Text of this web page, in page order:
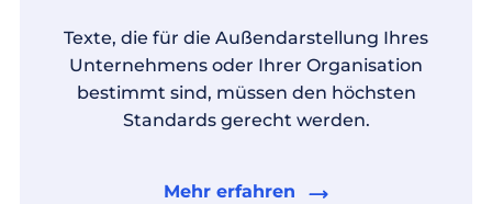
Texte, die für die Außendarstellung Ihres
Unternehmens oder Ihrer Organisation
bestimmt sind, müssen den höchsten
Standards gerecht werden.
Mehr erfahren